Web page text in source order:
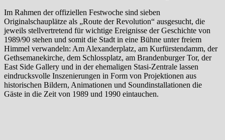
Im Rahmen der offiziellen Festwoche sind sieben
Originalschauplätze als „Route der Revolution“ ausgesucht, die
jeweils stellvertretend für wichtige Ereignisse der Geschichte von
1989/90 stehen und somit die Stadt in eine Bühne unter freiem
Himmel verwandeln: Am Alexanderplatz, am Kurfürstendamm, der
Gethsemanekirche, dem Schlossplatz, am Brandenburger Tor, der
East Side Gallery und in der ehemaligen Stasi-Zentrale lassen
eindrucksvolle Inszenierungen in Form von Projektionen aus
historischen Bildern, Animationen und Soundinstallationen die
Gäste in die Zeit von 1989 und 1990 eintauchen.